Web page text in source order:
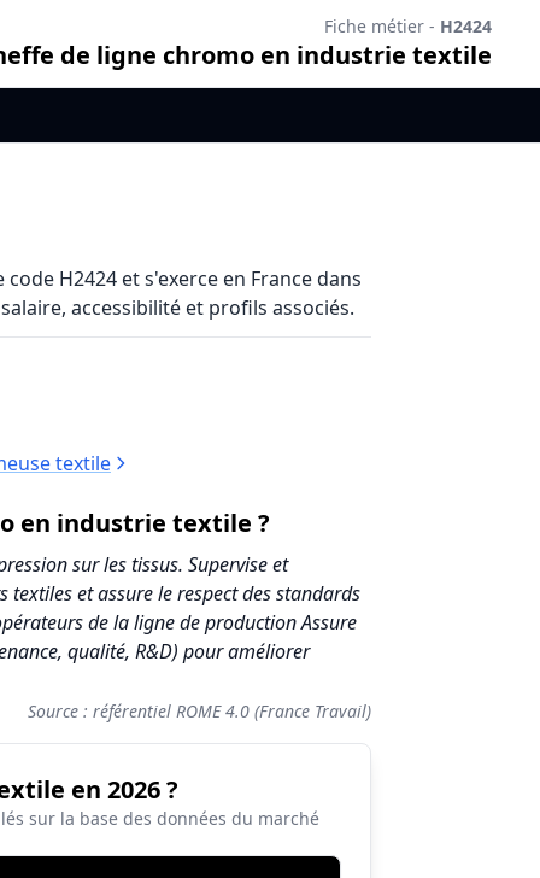
Fiche métier - H2424
de ligne chromo en industrie textile
H2424 et s'exerce en France dans
accessibilité et profils associés.
textile
en industrie textile ?
sur les tissus. Supervise et
et assure le respect des standards
de la ligne de production Assure
qualité, R&D) pour améliorer
Source : référentiel ROME 4.0 (France Travail)
en 2026 ?
sur la base des données du marché